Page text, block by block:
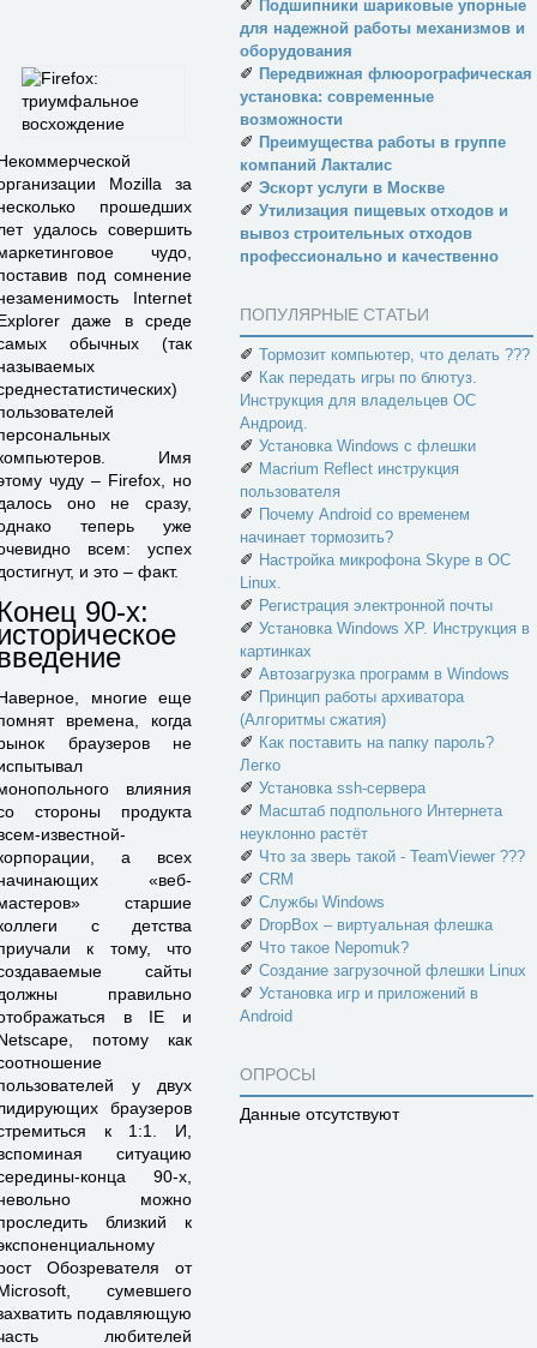
Mozilla за
прошедших
удалось совершить
чудо,
под сомнение
Internet
даже в среде
обычных (так
Имя
чуду – Firefox, но
оно не сразу,
теперь уже
всем: успех
и это – факт.
90-х:
многие еще
времена, когда
браузеров не
влияния
стороны продукта
известной-
а всех
«веб-
старшие
с детства
к тому, что
сайты
правильно
в IE и
потому как
у двух
браузеров
к 1:1. И,
ситуацию
конца 90-х,
можно
близкий к
Обозревателя от
сумевшего
подавляющую
любителей
✐ Подшипники шариковые упорные
для надежной работы механизмов и
оборудования
✐ Передвижная флюорографическая
установка: современные
возможности
✐ Преимущества работы в группе
компаний Лакталис
✐ Эскорт услуги в Москве
✐ Утилизация пищевых отходов и
вывоз строительных отходов
профессионально и качественно
ПОПУЛЯРНЫЕ СТАТЬИ
✐ Тормозит компьютер, что делать ???
✐ Как передать игры по блютуз.
Инструкция для владельцев ОС
Андроид.
✐ Установка Windows с флешки
✐ Macrium Reflect инструкция
пользователя
✐ Почему Android со временем
начинает тормозить?
✐ Настройка микрофона Skype в ОС
Linux.
✐ Регистрация электронной почты
✐ Установка Windows XP. Инструкция в
картинках
✐ Автозагрузка программ в Windows
✐ Принцип работы архиватора
(Алгоритмы сжатия)
✐ Как поставить на папку пароль?
Легко
✐ Установка ssh-сервера
✐ Масштаб подпольного Интернета
неуклонно растёт
✐ Что за зверь такой - TeamViewer ???
✐ CRM
✐ Службы Windows
✐ DropBox – виртуальная флешка
✐ Что такое Nepomuk?
✐ Создание загрузочной флешки Linux
✐ Установка игр и приложений в
Android
ОПРОСЫ
Данные отсутствуют